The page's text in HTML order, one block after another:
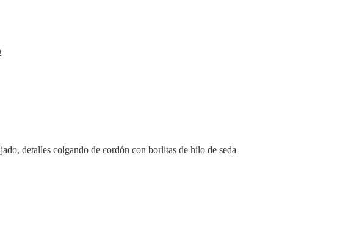
detalles colgando de cordón con borlitas de hilo de seda